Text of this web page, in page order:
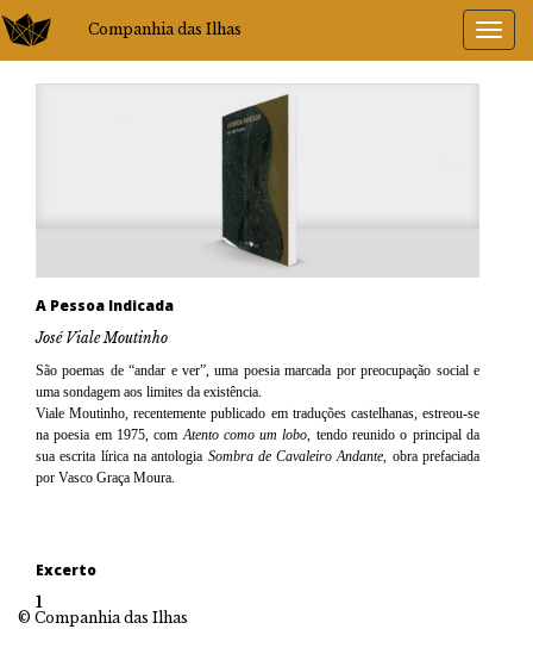
Companhia das Ilhas
A Pessoa Indicada
José Viale Moutinho
São poemas de “andar e ver”, uma poesia marcada por preocupação social e
uma sondagem aos limites da existência.
Viale Moutinho, recentemente publicado em traduções castelhanas, estreou-se
na poesia em 1975, comAtento como um lobo, tendo reunido o principal da
sua escrita lírica na antologia Sombra de Cavaleiro Andante, obra prefaciada
por Vasco Graça Moura.
Excerto
1
© Companhia das Ilhas